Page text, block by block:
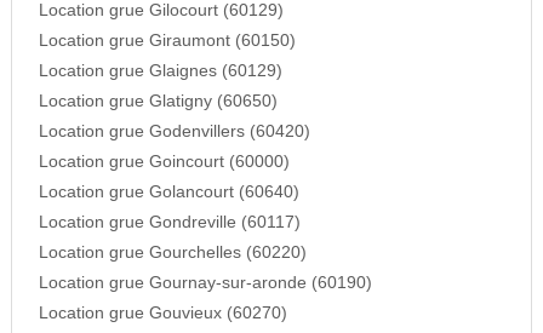
Location grue Gilocourt (60129)
Location grue Giraumont (60150)
Location grue Glaignes (60129)
Location grue Glatigny (60650)
Location grue Godenvillers (60420)
Location grue Goincourt (60000)
Location grue Golancourt (60640)
Location grue Gondreville (60117)
Location grue Gourchelles (60220)
Location grue Gournay-sur-aronde (60190)
Location grue Gouvieux (60270)